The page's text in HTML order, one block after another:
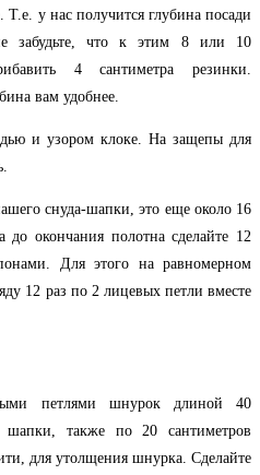
у нас получится глубина посади
забудьте, что к этим 8 или 10
4 сантиметра резинки.
вам удобнее.
и узором клоке. На защепы для
снуда-шапки, это еще около 16
до окончания полотна сделайте 12
Для этого на равномерном
12 раз по 2 лицевых петли вместе
петлями шнурок длиной 40
шапки, также по 20 сантиметров
для утолщения шнурка. Сделайте